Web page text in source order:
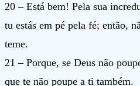
20 – Está bem! Pela sua
tu estás em pé pela fé; então,
teme.
21 – Porque, se Deus não
que te não poupe a ti também.